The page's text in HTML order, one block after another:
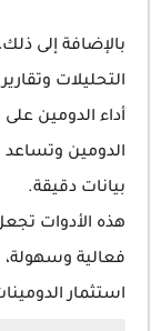
بالإضافة إلى
التحليلات
أداء الدومين
الدومين وتساعد
بيانات دقيقة.
هذه الأدوات
فعالية
استثمار